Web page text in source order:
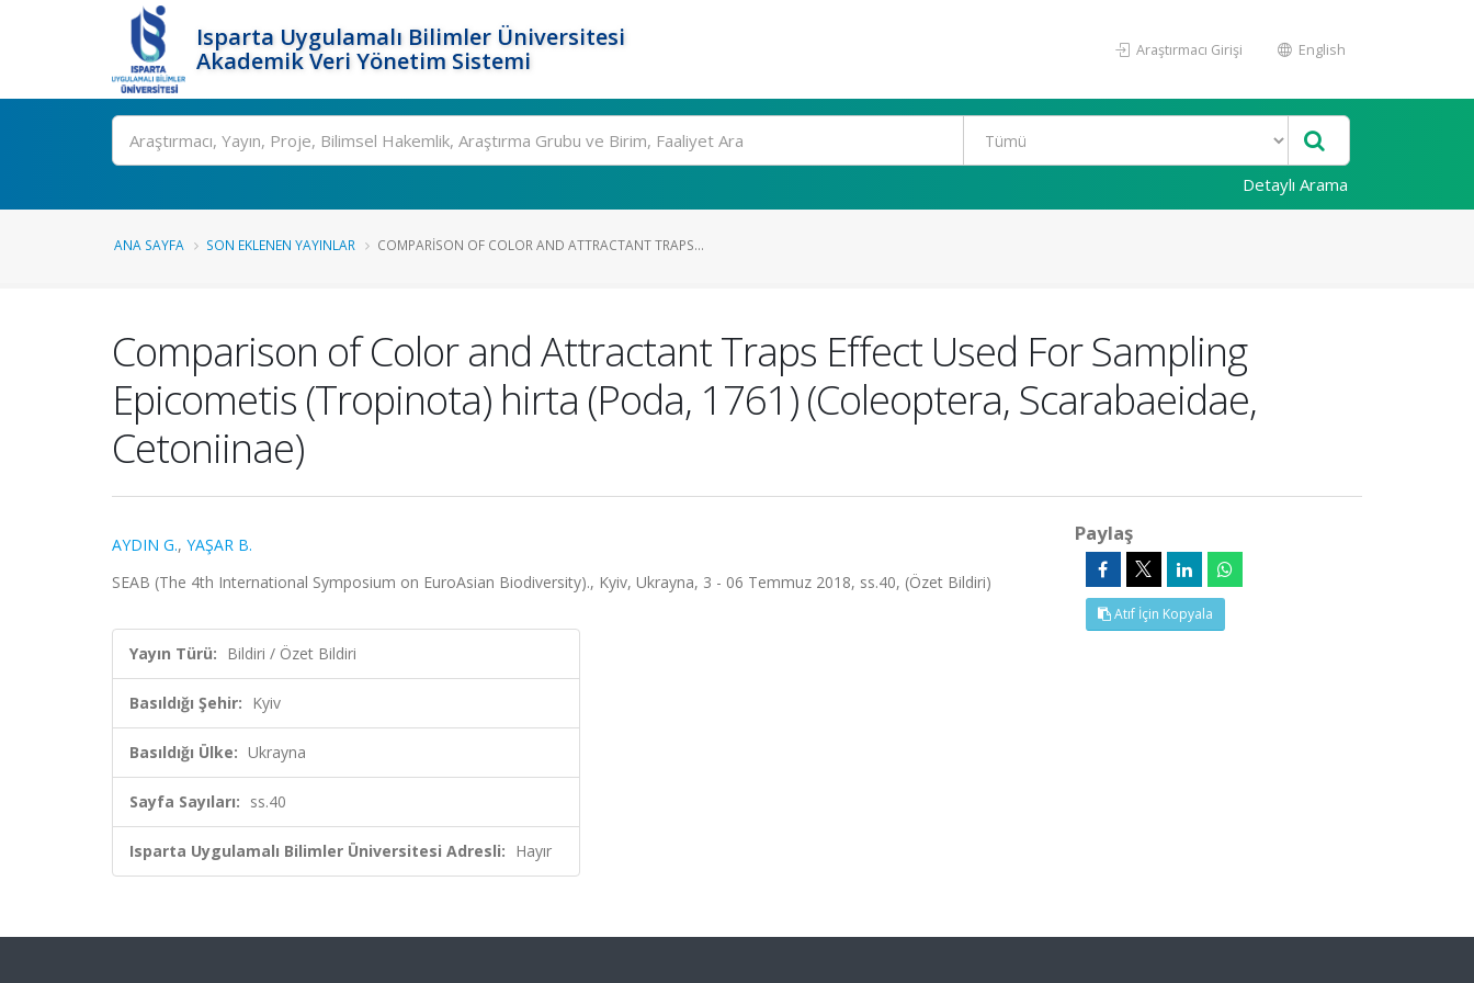
Isparta Uygulamalı Bilimler Üniversitesi
Akademik Veri Yönetim Sistemi
Araştırmacı Girişi English
Ara
Detaylı Arama
ANA SAYFA SON EKLENEN YAYINLAR COMPARISON OF COLOR AND ATTRACTANT TRAPS...
Comparison of Color and Attractant Traps Effect Used For Sampling
Epicometis (Tropinota) hirta (Poda, 1761) (Coleoptera, Scarabaeidae,
Cetoniinae)
AYDIN G., YAŞAR B.
SEAB (The 4th International Symposium on EuroAsian Biodiversity)., Kyiv, Ukrayna, 3 - 06 Temmuz 2018, ss.40, (Özet Bildiri)
Yayın Türü: Bildiri / Özet Bildiri
Basıldığı Şehir: Kyiv
Basıldığı Ülke: Ukrayna
Sayfa Sayıları: ss.40
Isparta Uygulamalı Bilimler Üniversitesi Adresli: Hayır
Paylaş
Atıf İçin Kopyala